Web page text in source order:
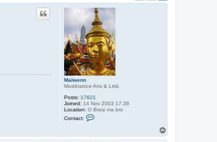
Maïwenn
Modératrice Arts & Litté.
Posts: 17621
Joined: 14 Nov 2003 17:36
Location: O Breiz ma bro
Contact: